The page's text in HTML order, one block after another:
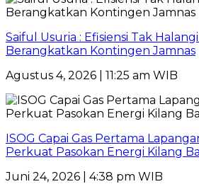
Saiful Usuria : Efisiensi Tak
Berangkatkan Kontingen Jamnas
Agustus 4, 2026 | 11:25 am WIB
ISOG Capai Gas Pertama
Perkuat Pasokan Energi Kilang
Juni 24, 2026 | 4:38 pm WIB